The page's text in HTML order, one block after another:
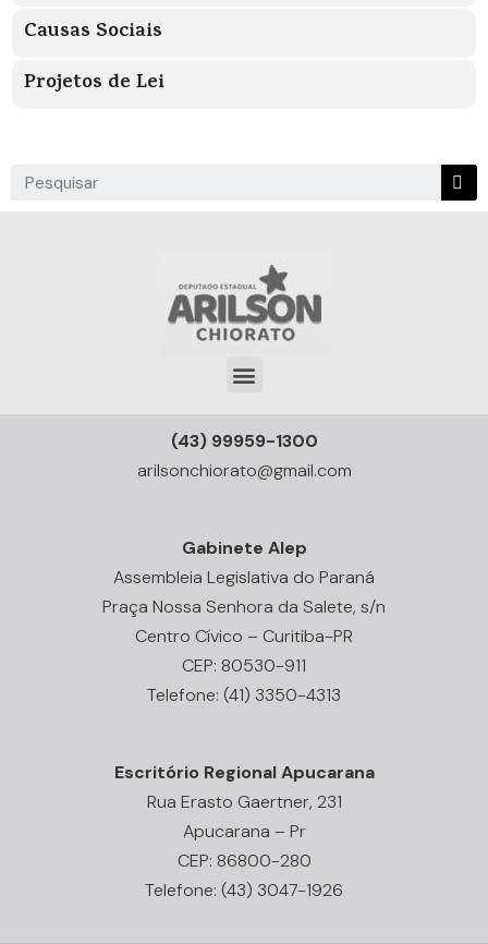
Causas Sociais
Projetos de Lei
(43) 99959-1300
arilsonchiorato@gmail.com
Gabinete Alep
Assembleia Legislativa do Paraná
Praça Nossa Senhora da Salete, s/n
Centro Cívico – Curitiba-PR
CEP: 80530-911
Telefone: (41) 3350-4313
Escritório Regional Apucarana
Rua Erasto Gaertner, 231
Apucarana – Pr
CEP: 86800-280
Telefone: (43) 3047-1926